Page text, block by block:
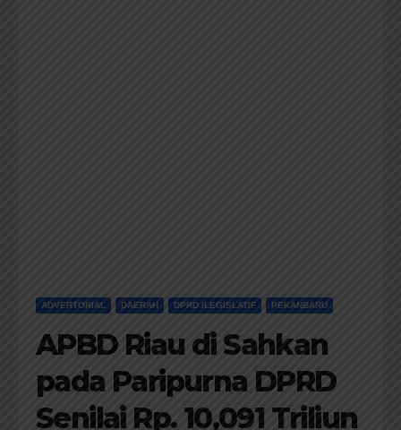
ADVERTORIAL DAERAH DPRD /LEGISLATIF PEKANBARU
APBD Riau di Sahkan
pada Paripurna DPRD
Senilai Rp. 10,091 Triliun